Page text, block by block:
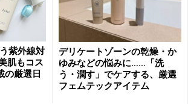
てて洗い流すという方法。こうするこ
も格段にアップします。
ーシャンプー（税込3036円）
紫外線対
肌もコス
の厳選日
デリケートゾーンの乾燥・か
ゆみなどの悩みに……「洗
う・潤す」でケアする、厳選
フェムテックアイテム